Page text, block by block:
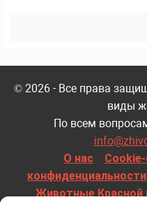
© 2026 - Все права
виды
По всем
О нас
конфиденциальности
Животные Красной